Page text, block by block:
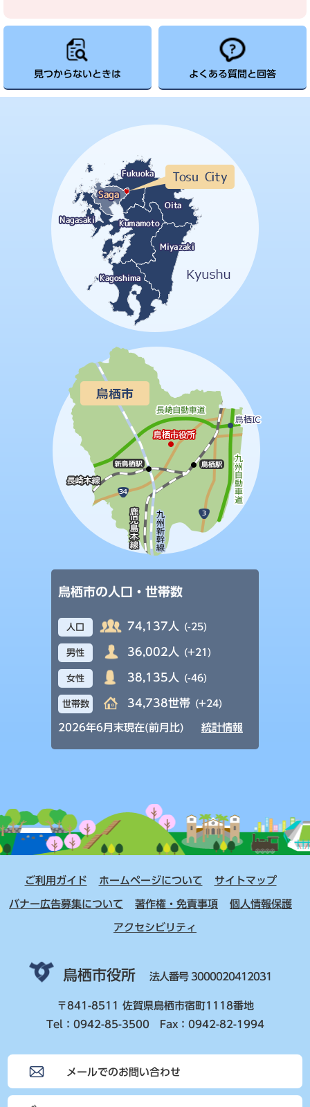
見つからないときは よくある質問と回答
鳥栖市の人口・世帯数
人口 74,137人 (-25)
男性 36,002人 (+21)
女性 38,135人 (-46)
世帯数 34,738世帯 (+24)
2026年6月末現在(前月比) 統計情報
ご利用ガイド ホームページについて サイトマップ
バナー広告募集について 著作権・免責事項 個人情報保護
アクセシビリティ
鳥栖市役所 法人番号 3000020412031
〒841-8511 佐賀県鳥栖市宿町1118番地
Tel：0942-85-3500 Fax：0942-82-1994
メールでのお問い合わせ